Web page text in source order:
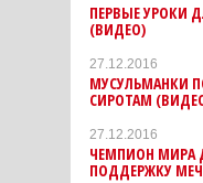
ПЕРВЫЕ УРОКИ
(ВИДЕО)
27.12.2016
МУСУЛЬМАНКИ
СИРОТАМ
27.12.2016
ЧЕМПИОН МИРА
ПОДДЕРЖКУ